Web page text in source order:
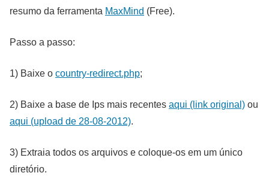
resumo da ferramenta MaxMind (Free).
Passo a passo:
1) Baixe o country-redirect.php;
2) Baixe a base de Ips mais recentes aqui (link original) ou
aqui (upload de 28-08-2012).
3) Extraia todos os arquivos e coloque-os em um único
diretório.